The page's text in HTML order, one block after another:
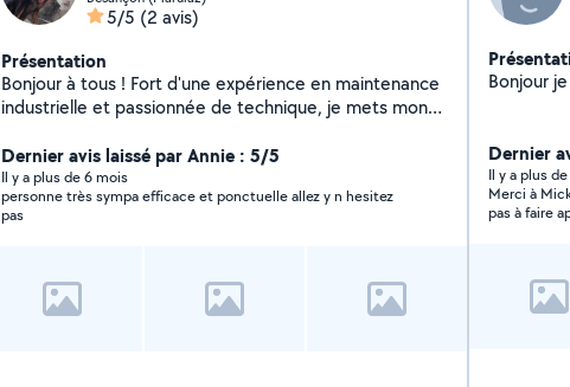
5/5 (2 avis)
Présentation
Bonjour à tous ! Fort d'une expérience en maintenance
industrielle et passionnée de technique, je mets mon
quotidien. Mes domaines d'intervention :
Électroménager & Mécanique : Diagnostic de panne,
petite réparation, entretien courant (vidange, filtres,
etc.). Maison & Travaux : Peinture, montage de
(nettoyage haute pression). Travail soigné, outillé et
respectueux de votre environnement. N'hésitez pas à
Dernier avis laissé par Annie : 5/5
Il y a plus de 6 mois
personne très sympa efficace et ponctuelle allez y n hesitez
pas
Bonjour
Dernier
Il y a plus
Merci à
pas à faire